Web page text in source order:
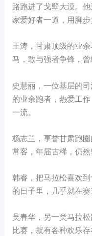
路跑进了戈壁大漠。
家爱好者一道，用脚步
王涛，甘肃顶级的业
马，敢与强者争锋，曾
史慧丽，一位基层的
的业余跑者，热爱工
一流。
杨志兰，享誉甘肃跑
常客，年届古稀，仍然
韩睿，把马拉松喜欢
的日子里，几乎就在赛
吴春华，另一类马拉
比赛，就有各种欢乐存